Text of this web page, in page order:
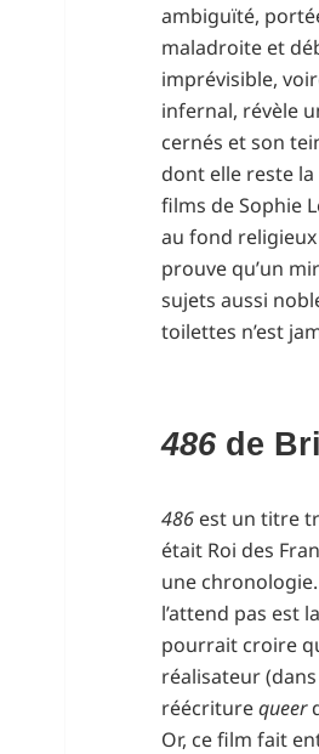
ambiguïté,
maladroite et
imprévisible,
infernal, révèle
cernés et son
dont elle reste
films de Sophie
au fond
prouve qu’un
sujets aussi
toilettes n’est
486 de
486 est un titre
était Roi des
une
l’attend pas est
pourrait croire
réalisateur
réécriturequeer
Or, ce film fait